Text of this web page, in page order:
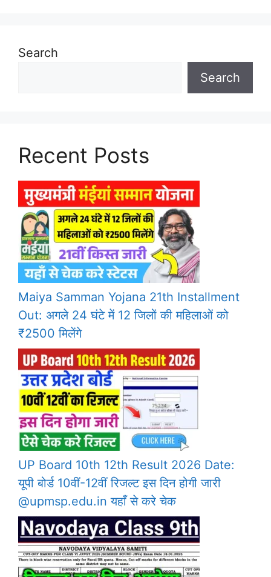
Search
Search
Recent Posts
Maiya Samman Yojana 21th Installment
Out: अगले 24 घंटे में 12 जिलों की महिलाओं को
₹2500 मिलेंगे
UP Board 10th 12th Result 2026 Date:
यूपी बोर्ड 10वीं-12वीं रिजल्ट इस दिन होगी जारी
@upmsp.edu.in यहाँ से करे चेक